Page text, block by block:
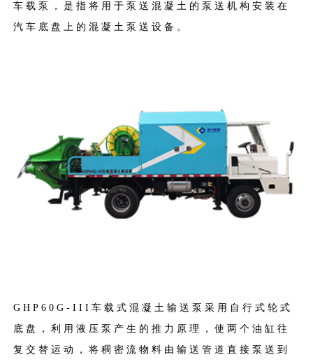
车载泵，是指将用于泵送混凝土的泵送机构安装在
汽车底盘上的混凝土泵送设备。
GHP60G-III车载式混凝土输送泵采用自行式轮式
底盘，利用液压泵产生的推力原理，使两个油缸往
复交替运动，将稠密流物料由输送管道直接泵送到